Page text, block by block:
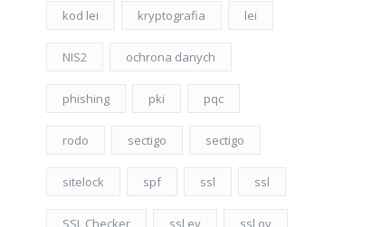
kod lei kryptografia lei
NIS2 ochrona danych
phishing pki pqc
rodo sectigo sectigo
sitelock spf ssl ssl
SSL Checker ssl ev ssl ov